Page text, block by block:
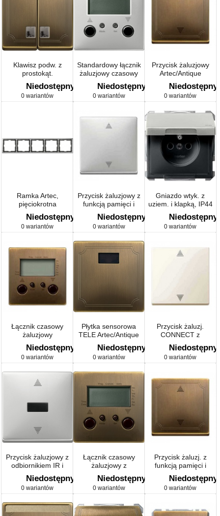
Klawisz podw. z
prostokąt.
okienk.sygnliz.,
mosiądz antyk,
Artec/Antique
Niedostępny
0 wariantów
Standardowy łącznik
żaluzjowy czasowy
Artec/Antique
Niedostępny
0 wariantów
Przycisk żaluzjowy
Artec/Antique
Niedostępny
0 wariantów
Ramka Artec,
pięciokrotna
Niedostępny
0 wariantów
Przycisk żaluzjowy z
funkcją pamięci i
przyłączem czujnika
Artec/Antique
Niedostępny
0 wariantów
Gniazdo wtyk. z
uziem. i klapką, IP44
Artec/Antique
Niedostępny
0 wariantów
Łącznik czasowy
żaluzjowy
Artec/Antique
Niedostępny
0 wariantów
Płytka sensorowa
TELE Artec/Antique
Niedostępny
0 wariantów
Przycisk żaluzj.
CONNECT z
odbiornikiem
radiowym
Niedostępny
0 wariantów
Przycisk żaluzjowy z
odbiornikiem IR i
przyłączem czujnika
Artec/Antique
Niedostępny
0 wariantów
Łącznik czasowy
żaluzjowy z
przyłączem czujnika
Artec/Antique
Niedostępny
0 wariantów
Przycisk żaluzj. z
funkcją pamięci i
przyłącz. czujn.,
mosiądz, Artec/Antique
Niedostępny
0 wariantów